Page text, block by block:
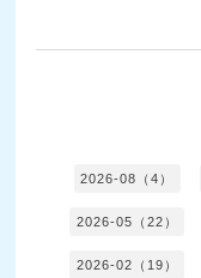
2026-08（4）
2026-05（22）
2026-02（19）